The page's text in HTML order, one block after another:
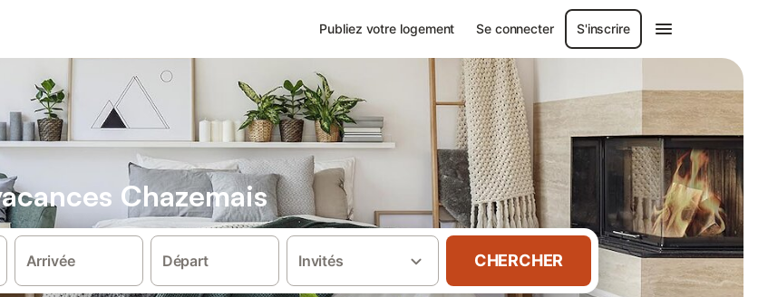
Publiez votre logement Se connecter S'inscrire
Chazemais
Arrivée Départ Invités CHERCHER